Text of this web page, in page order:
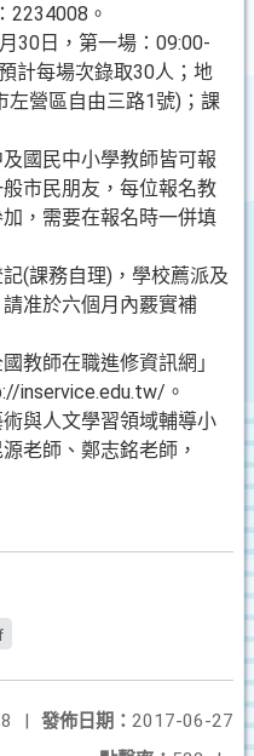
2234008。
30日，第一場：09:00-
計每場次錄取30人；地
左營區自由三路1號)；課
國民中小學教師皆可報
市民朋友，每位報名教
，需要在報名時一併填
(課務自理)，學校薦派及
准於六個月內覈實補
教師在職進修資訊網」
inservice.edu.tw/。
與人文學習領域輔導小
老師、鄭志銘老師，
發佈日期： 2017-06-27
|